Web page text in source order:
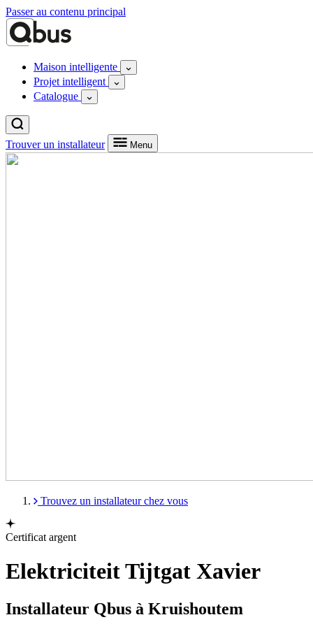
Passer au contenu principal
Maison intelligente
Projet intelligent
Catalogue
Trouver un installateur Menu
Trouvez un installateur chez vous
Certificat argent
Elektriciteit Tijtgat Xavier
Installateur Qbus à Kruishoutem